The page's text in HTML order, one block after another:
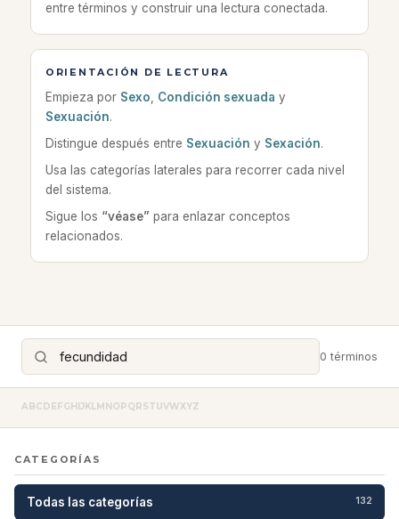
entre términos y construir una lectura conectada.
ORIENTACIÓN DE LECTURA
Empieza por Sexo Condición sexuada y
Sexuación.
Distingue después entre Sexuación y Sexación.
Usa las categorías laterales para recorrer cada nivel
del sistema.
Sigue los “véase” para enlazar conceptos
relacionados.
0 términos
ABCDEFGHIJKL MNOPQRSTUVWXYZ
CATEGORÍAS
Todas las categorías 132